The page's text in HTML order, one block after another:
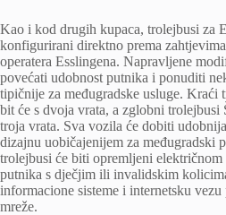
Kao i kod drugih kupaca, trolejbusi za
konfigurirani direktno prema
operatera Esslingena. Napravljene
povećati udobnost putnika i ponuditi
tipičnije za međugradske usluge. Kraći
bit će s dvoja vrata, a zglobni trolejbusi
troja vrata. Sva vozila će dobiti
dizajnu uobičajenijem za međugradski
trolejbusi će biti opremljeni električnom
putnika s dječjim ili invalidskim
informacione sisteme i internetsku
mreže.